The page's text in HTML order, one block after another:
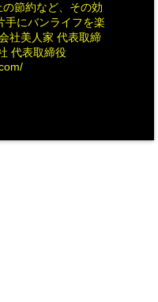
節約など、その効
手にバンライフを楽
社美人家 代表取締
代表取締役